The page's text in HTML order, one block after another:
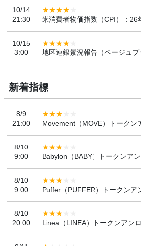
10/14
21:30
米消費者物価指数（CPI）：26
10/15
3:00
地区連銀景況報告（ベージュブ
新着指標
8/9
21:00
Movement（MOVE）トークン
8/10
9:00
Babylon（BABY）トークンア
8/10
9:00
Puffer（PUFFER）トークンア
8/10
20:00
Linea（LINEA）トークンアン